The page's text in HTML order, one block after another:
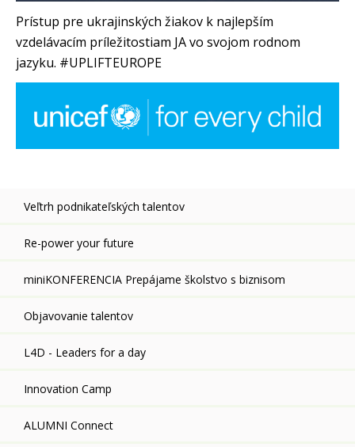
Prístup pre ukrajinských žiakov k najlepším
vzdelávacím príležitostiam JA vo svojom rodnom
jazyku. #UPLIFTEUROPE
Veľtrh podnikateľských talentov
Re-power your future
miniKONFERENCIA Prepájame školstvo s biznisom
Objavovanie talentov
L4D - Leaders for a day
Innovation Camp
ALUMNI Connect